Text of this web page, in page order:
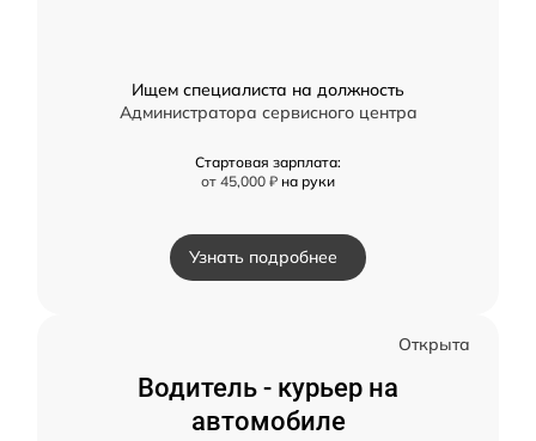
Ищем специалиста на должность
Администратора сервисного центра
Стартовая зарплата:
от 45,000 ₽ на руки
Узнать подробнее
Открыта
Водитель - курьер на
автомобиле